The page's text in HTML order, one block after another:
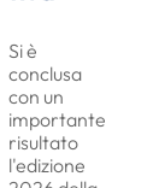
Si è
conclusa
con un
importante
risultato
l'edizione